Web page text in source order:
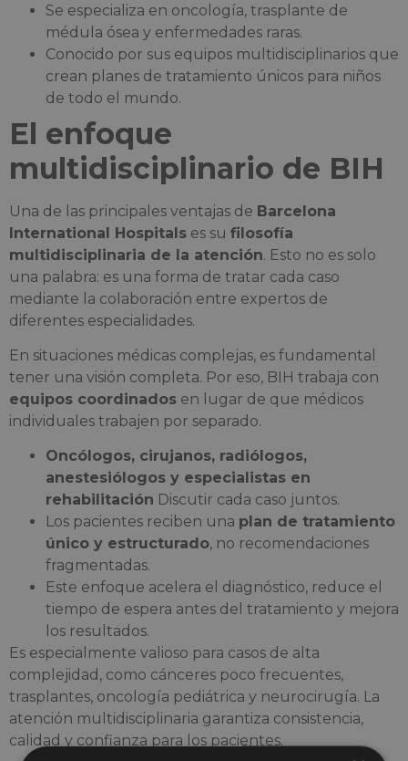
Se especializa en oncología, trasplante de
médula ósea y enfermedades raras.
Conocido por sus equipos multidisciplinarios que
crean planes de tratamiento únicos para niños
de todo el mundo.
El enfoque
multidisciplinario de BIH
Una de las principales ventajas de Barcelona
International Hospitals es su filosofía
multidisciplinaria de la atención. Esto no es solo
una palabra: es una forma de tratar cada caso
mediante la colaboración entre expertos de
diferentes especialidades.
En situaciones médicas complejas, es fundamental
tener una visión completa. Por eso, BIH trabaja con
equipos coordinados en lugar de que médicos
individuales trabajen por separado.
Oncólogos, cirujanos, radiólogos,
anestesiólogos y especialistas en
rehabilitación Discutir cada caso juntos.
Los pacientes reciben una plan de tratamiento
único y estructurado, no recomendaciones
fragmentadas.
Este enfoque acelera el diagnóstico, reduce el
tiempo de espera antes del tratamiento y mejora
los resultados.
Es especialmente valioso para casos de alta
complejidad, como cánceres poco frecuentes,
trasplantes, oncología pediátrica y neurocirugía. La
atención multidisciplinaria garantiza consistencia,
calidad y confianza para los pacientes.